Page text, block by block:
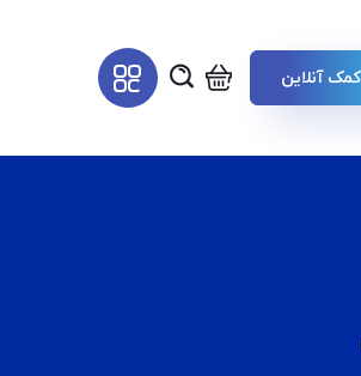
کمک آنلاین